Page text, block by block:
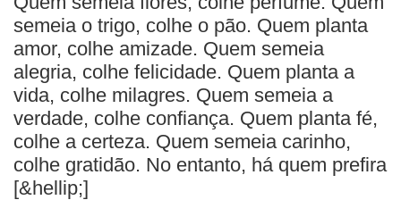
TELEFONES ÚTEIS
QUEM SOMOS
CONTATO
ANUNCIE
BUSCAR
semeia o trigo, colhe o pão. Quem planta
amor, colhe amizade. Quem semeia
alegria, colhe felicidade. Quem planta a
vida, colhe milagres. Quem semeia a
verdade, colhe confiança. Quem planta fé,
colhe a certeza. Quem semeia carinho,
colhe gratidão. No entanto, há quem prefira
[&hellip;]